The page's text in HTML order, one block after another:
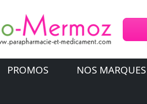
PROMOS NOS MARQUES